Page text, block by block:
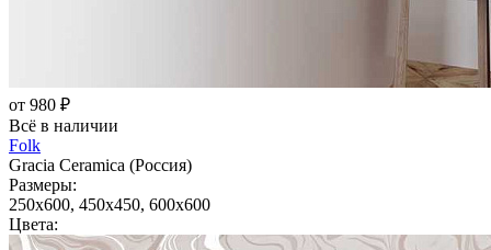
от 980 ₽
Всё в наличии
Folk
Gracia Ceramica (Россия)
Размеры:
250x600, 450x450, 600x600
Цвета: